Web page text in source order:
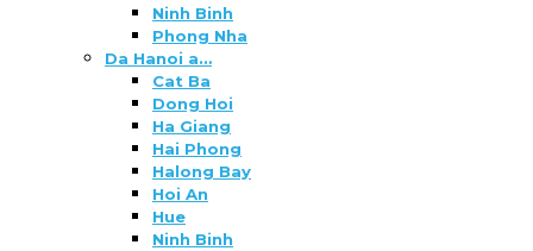
Ninh Binh
Phong Nha
Da Hanoi a…
Cat Ba
Dong Hoi
Ha Giang
Hai Phong
Halong Bay
Hoi An
Hue
Ninh Binh